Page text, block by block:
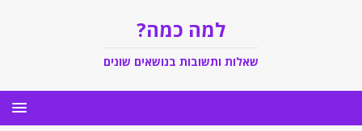
למה כמה?
שאלות ותשובות בנושאים שונים